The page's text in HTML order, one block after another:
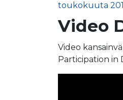
toukokuuta
Video
Video
Participation in